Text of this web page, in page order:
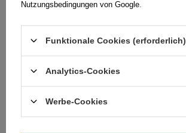
Bewertungen (0)
Nutzungsbedingungen von Google
Funktionale Cookies (erforderlich)
Analytics-Cookies
Werbe-Cookies